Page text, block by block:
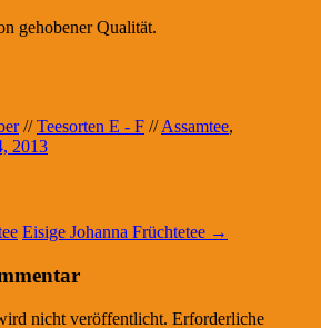
gehobener Qualität.
// Teesorten E - F // Assamtee,
2013
Eisige Johanna Früchtetee →
nicht veröffentlicht. Erforderliche